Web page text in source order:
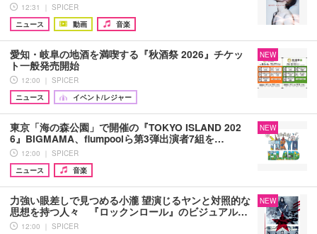
12:31 ｜ SPICER
ニュース
動画 音楽
愛知・岐阜の地酒を満喫する『秋酒祭 2026』チケッ
ト一般発売開始
12:00 ｜ SPICER
ニュース
イベント/レジャー
NEW
東京「海の森公園」で開催の『TOKYO ISLAND 202
6』BIGMAMA、flumpoolら第3弾出演者7組を…
12:00 ｜ SPICER
ニュース
音楽
NEW
力強い眼差しで見つめる小瀧 望演じるヤンと対照的な
思想を持つ人々 『ロックンロール』のビジュアル…
12:00 ｜ SPICER
NEW